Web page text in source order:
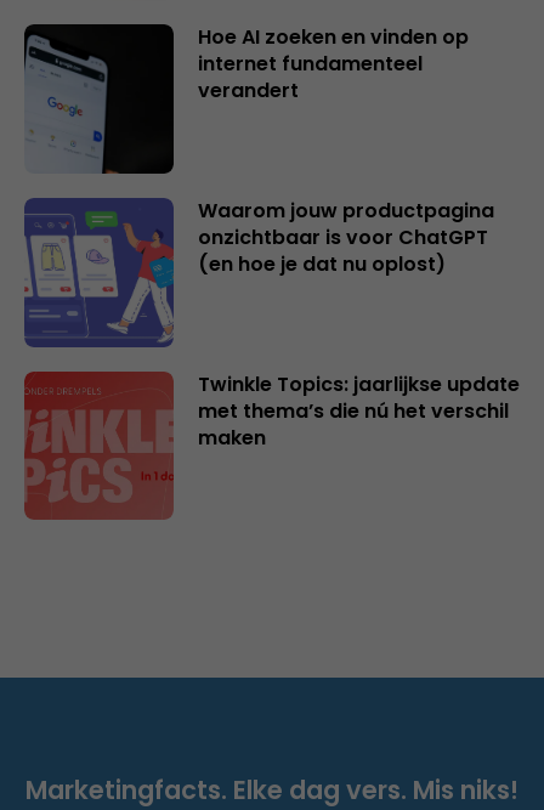
Hoe AI zoeken en vinden op
internet fundamenteel
verandert
Waarom jouw productpagina
onzichtbaar is voor ChatGPT
(en hoe je dat nu oplost)
Twinkle Topics: jaarlijkse update
met thema’s die nú het verschil
maken
Marketingfacts. Elke dag vers. Mis niks!